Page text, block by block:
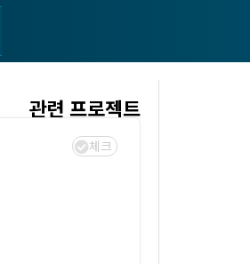
관련 프로젝트
체크